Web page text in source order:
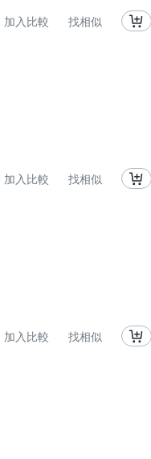
加入比較 找相似
加入比較 找相似
加入比較 找相似